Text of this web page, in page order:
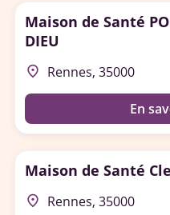
Maison de Santé
DIEU
place Rennes, 35000
En
Maison de Santé
place Rennes, 35000